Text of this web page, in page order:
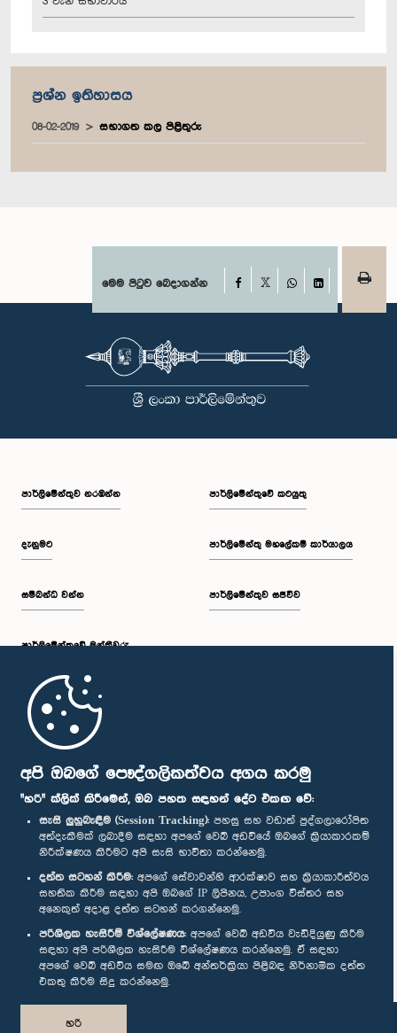
අපි ඔබගේ පෞද්ගලිකත්වය අගය කරමු
"හරි" ක්ලික් කිරීමෙන්, ඔබ පහත සඳහන් දේට එකඟ වේ:
සැසි ලුහුබැඳීම (Session Tracking): පහසු සහ වඩාත් පුද්ගලාරෝපිත
අත්දැකීමක් ලබාදීම සඳහා අපගේ වෙබ් අඩවියේ ඔබගේ ක්‍රියාකාරකම්
නිරීක්ෂණය කිරීමට අපි සැසි භාවිතා කරන්නෙමු.
දත්ත සටහන් කිරීම: අපගේ සේවාවන්හි ආරක්ෂාව සහ ක්‍රියාකාරීත්වය
සහතික කිරීම සඳහා අපි ඔබගේ IP ලිපිනය, උපාංග විස්තර සහ
අනෙකුත් අදාළ දත්ත සටහන් කරගන්නෙමු.
පරිශීලක හැසිරීම් විශ්ලේෂණය: අපගේ වෙබ් අඩවිය වැඩිදියුණු කිරීම
සඳහා අපි පරිශීලක හැසිරීම විශ්ලේෂණය කරන්නෙමු. ඒ සඳහා
අපගේ වෙබ් අඩවිය සමඟ ඔබේ අන්තර්ක්‍රියා පිළිබඳ නිර්නාමික දත්ත
එකතු කිරීම සිදු කරන්නෙමු.
හරි
ප්‍රශ්න ඉතිහාසය
08-02-2019 සභාගත කල පිළිතුරු
මෙම පිටුව බෙදාගන්න Facebook
WhatsAppLinkedIn
පාර්ලි‌මේන්තුව නරඹන්න
දැනුමට
සම්බන්ධ වන්න
පාර්ලි‌මේන්තුවේ මන්ත්‍රීවරු
මුල් පිටුව
පාර්ලිමේන්තුවේ කටයුතු
පාර්ලිමේන්තු මහලේකම් කාර්යාලය
පාර්ලිමේන්තුව සජීවීව
පාර්ලිමේන්තු ජංගම යෙදුම
අප හා සම්බන්ධ වී සිටින්න :
සම්මාන
පෞද්ගලිකත්ව ප්‍රතිපත්තිය